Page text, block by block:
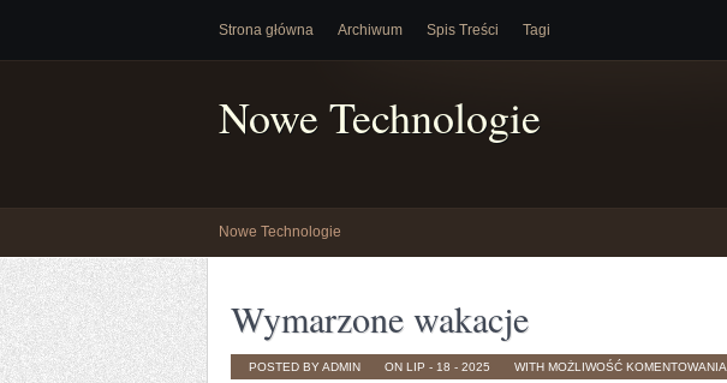
Strona główna Archiwum Spis Treści Tagi
Nowe Technologie
Nowe Technologie
Wymarzone wakacje
POSTED BY ADMIN ON LIP - 18 - 2025 WITH MOŻLIWOŚĆ KOMENTOWANIA